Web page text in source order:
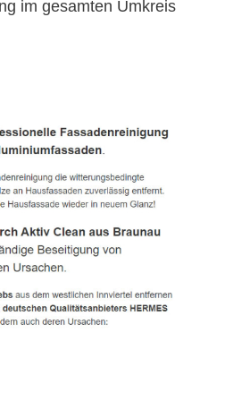
im gesamten Umkreis